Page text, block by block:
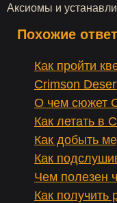
Аксиомы и
Похожие
Как пройти
Crimson
О чем сюжет
Как летать в
Как добыть
Как
Чем полезен
Как получить